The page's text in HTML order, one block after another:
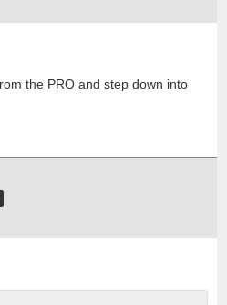
the PRO and step down into